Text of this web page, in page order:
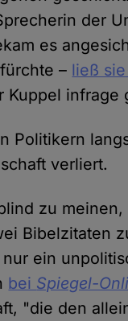
der
es
– ließ
Kuppel infrage
Politikern
verliert.
zu
Bibelzitaten
ein
bei Spiegel-
"die den